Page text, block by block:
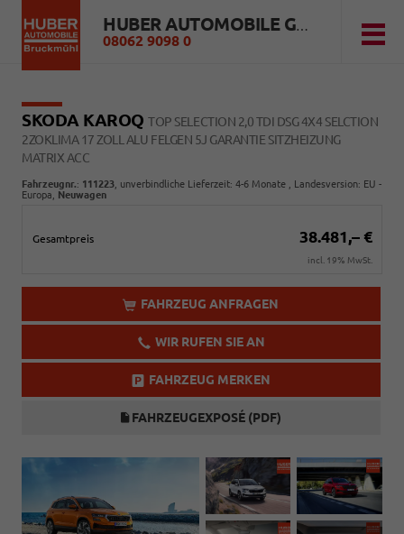
HUBER AUTOMOBILE GMBH
08062 9098 0
SKODA KAROQTOP SELECTION 2,0 TDI DSG 4X4 SELCTION
2ZOKLIMA 17 ZOLL ALU FELGEN 5J GARANTIE SITZHEIZUNG
MATRIX ACC
Fahrzeugnr.: 111223 , unverbindliche Lieferzeit: 4-6 Monate , Landesversion: EU -
Europa, Neuwagen
Gesamtpreis 38.481,– €
incl. 19% MwSt.
FAHRZEUG ANFRAGEN
WIR RUFEN SIE AN
FAHRZEUG MERKEN
FAHRZEUGEXPOSÉ (PDF)